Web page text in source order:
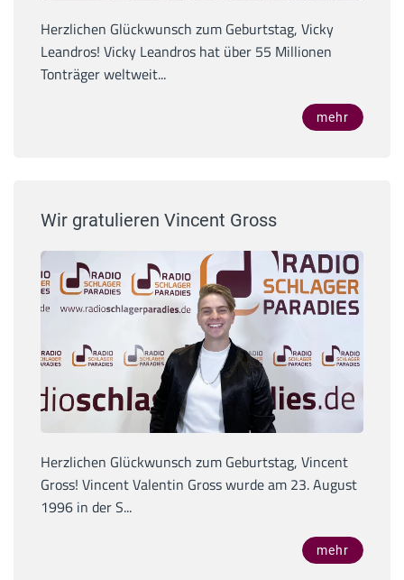
Herzlichen Glückwunsch zum Geburtstag, Vicky
Leandros! Vicky Leandros hat über 55 Millionen
Tonträger weltweit...
mehr
Wir gratulieren Vincent Gross
Herzlichen Glückwunsch zum Geburtstag, Vincent
Gross! Vincent Valentin Gross wurde am 23. August
1996 in der S...
mehr